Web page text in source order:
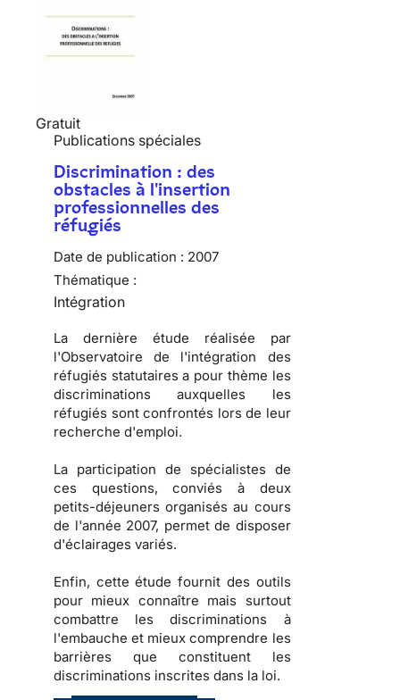
Gratuit
Publications spéciales
Discrimination : des
obstacles à l'insertion
professionnelles des
réfugiés
Date de publication : 2007
Thématique :
Intégration
La dernière étude réalisée par
l'Observatoire de l'intégration des
réfugiés statutaires a pour thème les
discriminations auxquelles les
réfugiés sont confrontés lors de leur
recherche d'emploi.
La participation de spécialistes de
ces questions, conviés à deux
petits-déjeuners organisés au cours
de l'année 2007, permet de disposer
d'éclairages variés.
Enfin, cette étude fournit des outils
pour mieux connaître mais surtout
combattre lesdiscriminations à
l'embauche et mieux comprendre les
barrières que constituent les
discriminations inscrites dans la loi.